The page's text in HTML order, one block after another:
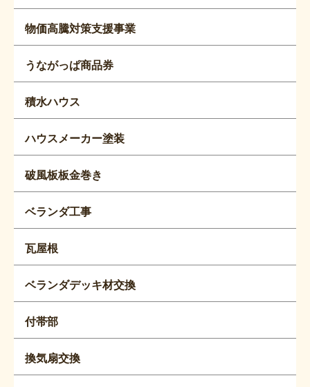
物価高騰対策支援事業
うながっぱ商品券
積水ハウス
ハウスメーカー塗装
破風板板金巻き
ベランダ工事
瓦屋根
ベランダデッキ材交換
付帯部
換気扇交換